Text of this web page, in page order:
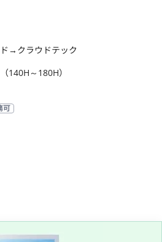
→クラウドテック
140H～180H）
可